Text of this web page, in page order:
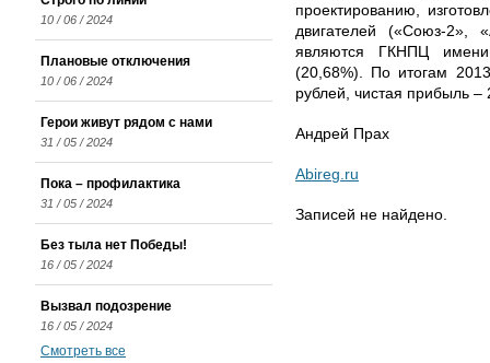
проектированию,
двигателей («Союз-2»,
являются ГКНПЦ
(20,68%). По итогам
рублей, чистая прибыль
Андрей Прах
Abireg.ru
Записей не найдено.
10 / 06 / 2024
Плановые отключения
10 / 06 / 2024
Герои живут рядом с нами
31 / 05 / 2024
Пока – профилактика
31 / 05 / 2024
Без тыла нет Победы!
16 / 05 / 2024
Вызвал подозрение
16 / 05 / 2024
Смотреть все